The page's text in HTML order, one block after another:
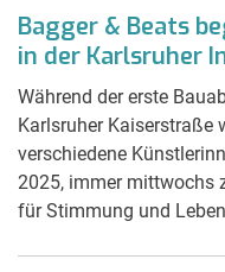
Bagger & Beats
in der Karlsruher
Während der erste
Karlsruher Kaiserstraße
verschiedene
2025, immer mittwochs
für Stimmung und